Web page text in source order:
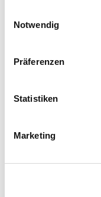
Cookies, wenn Sie
Notwendig
Präferenzen
Statistiken
Marketing
OG -
49453 Dickel
OG - Vechta
OG -